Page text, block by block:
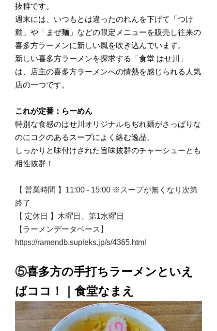
抜群です。
週末には、いつもとは違ったのれんを下げて「つけ
麺」や「まぜ麺」などの限定メニューを販売し往来の
喜多方ラーメンに新しい風を吹き込んでいます。
新しい喜多方ラーメンを探求する「食堂 はせ川」
は、店主の喜多方ラーメンへの情熱を感じられる人気
店の一つです。
これが定番：らーめん
特別な食感のはせ川オリジナルちぢれ麺がさっぱりな
のにコクのあるスープによく絡む逸品。
しっかりと味付けされた旨味抜群のチャーシューとも
相性抜群！
【 営業時間 】11:00 - 15:00 ※スープが無くなり次第
終了
【 定休日 】木曜日、第1水曜日
【ラーメンデータベース】
https://ramendb.supleks.jp/s/4365.html
⑤喜多方の手打ちラーメンといえ
ばココ！｜食堂なまえ